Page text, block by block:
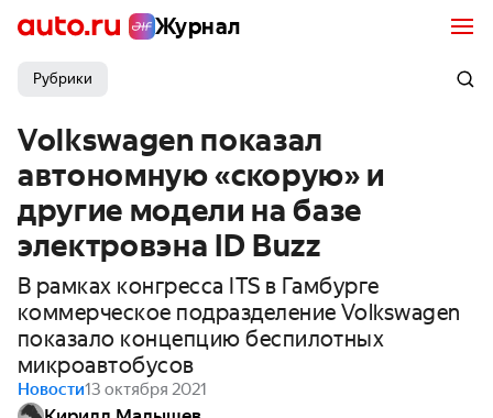
Журнал
Рубрики
Volkswagen показал
автономную «скорую» и
другие модели на базе
электровэна ID Buzz
В рамках конгресса ITS в Гамбурге
коммерческое подразделение Volkswagen
показало концепцию беспилотных
микроавтобусов
Новости13 октября 2021